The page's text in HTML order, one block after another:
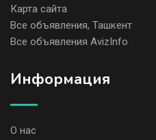
Карта сайта
Все объявления, Ташкент
Все объявления AvizInfo
Информация
О нас